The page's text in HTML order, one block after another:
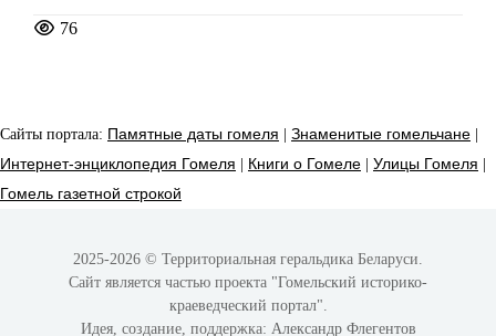
76
Сайты портала: Памятные даты гомеля | Знаменитые гомельчане |
Интернет-энциклопедия Гомеля | Книги о Гомеле | Улицы Гомеля |
Гомель газетной строкой
2025-2026 © Территориальная геральдика Беларуси.
Сайт является частью проекта "Гомельский историко-
краеведческий портал"
Идея, создание, поддержка: Александр Флегентов